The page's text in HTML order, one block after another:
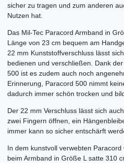
sicher zu tragen und zum anderen
Nutzen hat.
Das Mil-Tec Paracord Armband in
Länge von 23 cm bequem am
22 mm Kunststoffverschluss lässt
bedienen und verschließen. Dank
500 ist es zudem auch noch
Erinnerung, Paracord 500 nimmt
dadurch immer schön trocken und
Der 22 mm Verschluss lässt sich
zwei Fingern öffnen, ein
immer kann so sicher entschärft
In dem kunstvoll verwebten
beim Armband in Größe L satte 310